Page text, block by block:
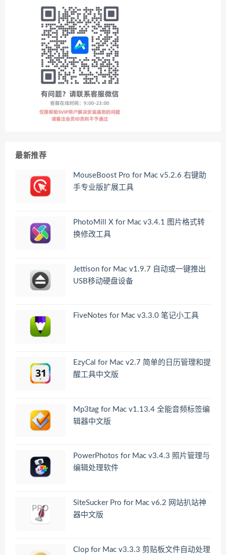
最新推荐
MouseBoost Pro for Mac v5.2.6 右键助
手专业版扩展工具
PhotoMill X for Mac v3.4.1 图片格式转
换修改工具
Jettison for Mac v1.9.7 自动或一键推出
USB移动硬盘设备
FiveNotes for Mac v3.3.0 笔记小工具
EzyCal for Mac v2.7 简单的日历管理和提
醒工具中文版
Mp3tag for Mac v1.13.4 全能音频标签编
辑器中文版
PowerPhotos for Mac v3.4.3 照片管理与
编辑处理软件
SiteSucker Pro for Mac v6.2 网站扒站神
器中文版
Clop for Mac v3.3.3 剪贴板文件自动处理